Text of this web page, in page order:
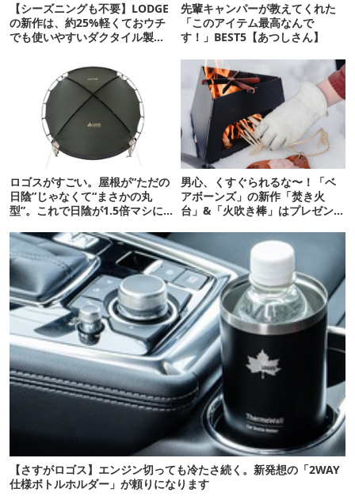
【シーズニングも不要】LODGE
の新作は、約25%軽くておウチ
でも使いやすいダクタイル製！
先輩キャンパーが教えてくれた
「このアイテム最高なんで
す！」BEST5【あつしさん】
ロゴスがすごい。屋根が“ただの
日陰”じゃなくて“まさかの丸
型”。これで日陰が1.5倍マシに
男心、くすぐられるな〜！「ベ
アボーンズ」の新作「焚き火
台」&「火吹き棒」はプレゼント
【さすがロゴス】エンジン切っても冷たさ続く。新発想の「2WAY
仕様ボトルホルダー」が頼りになります